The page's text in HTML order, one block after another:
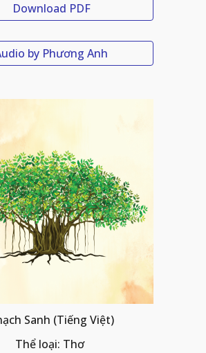
Download PDF
by Phương Anh
Sanh (Tiếng Việt)
Thể loại: Thơ